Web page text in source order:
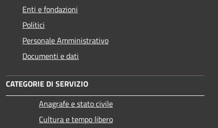
Enti e fondazioni
Politici
Personale Amministrativo
Documenti e dati
CATEGORIE DI SERVIZIO
Anagrafe e stato civile
Cultura e tempo libero